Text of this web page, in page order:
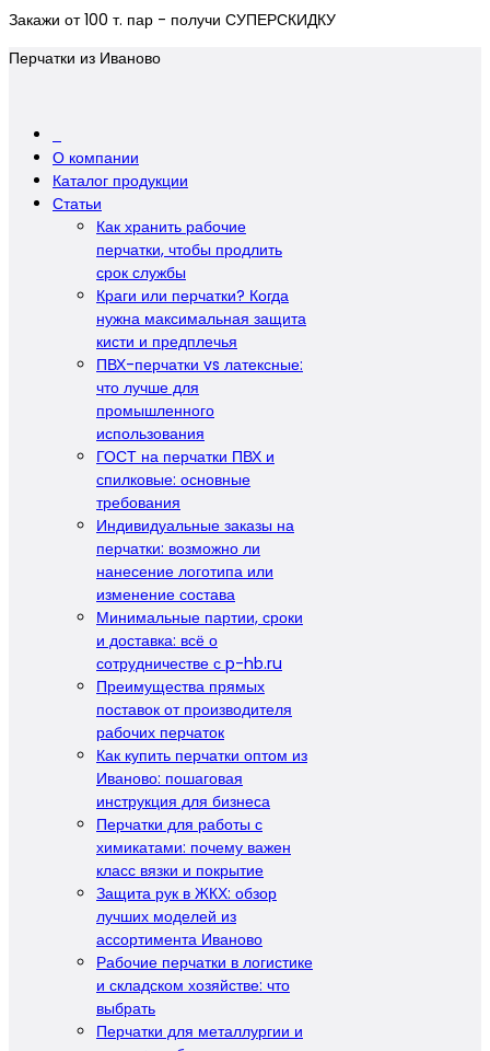
Закажи от 100 т. пар - получи СУПЕРСКИДКУ
Перчатки из Иваново
О компании
Каталог продукции
Статьи
Как хранить рабочие
перчатки, чтобы продлить
срок службы
Краги или перчатки? Когда
нужна максимальная защита
кисти и предплечья
ПВХ-перчатки vs латексные:
что лучше для
промышленного
использования
ГОСТ на перчатки ПВХ и
спилковые: основные
требования
Индивидуальные заказы на
перчатки: возможно ли
нанесение логотипа или
изменение состава
Минимальные партии, сроки
и доставка: всё о
сотрудничестве с p-hb.ru
Преимущества прямых
поставок от производителя
рабочих перчаток
Как купить перчатки оптом из
Иваново: пошаговая
инструкция для бизнеса
Перчатки для работы с
химикатами: почему важен
класс вязки и покрытие
Защита рук в ЖКХ: обзор
лучших моделей из
ассортимента Иваново
Рабочие перчатки в логистике
и складском хозяйстве: что
выбрать
Перчатки для металлургии и